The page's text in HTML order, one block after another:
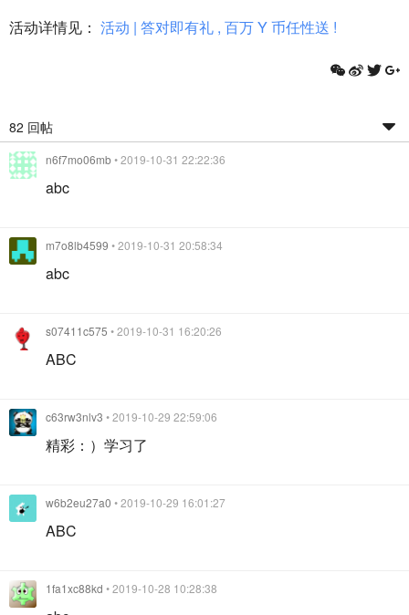
活动详情见： 活动 | 答对即有礼 , 百万 Y 币任性送 !
82 回帖
n6f7mo06mb• 2019-10-31 22:22:36
abc
m7o8lb4599 • 2019-10-31 20:58:34
abc
s07411c575 • 2019-10-31 16:20:26
ABC
c63rw3nlv3 • 2019-10-29 22:59:06
精彩：）学习了
w6b2eu27a0 • 2019-10-29 16:01:27
ABC
1fa1xc88kd • 2019-10-28 10:28:38